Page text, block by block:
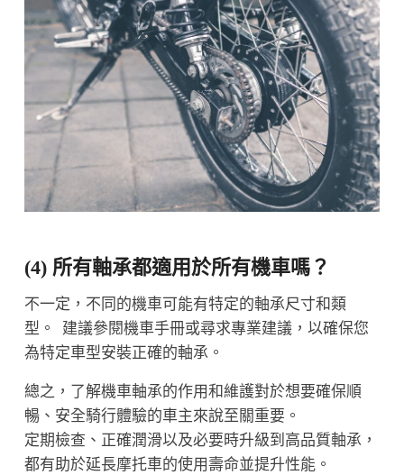
(4) 所有軸承都適用於所有機車嗎？
不一定，不同的機車可能有特定的軸承尺寸和類
型。 建議參閱機車手冊或尋求專業建議，以確保您
為特定車型安裝正確的軸承。
總之，了解機車軸承的作用和維護對於想要確保順
暢、安全騎行體驗的車主來說至關重要。
定期檢查、正確潤滑以及必要時升級到高品質軸承，
都有助於延長摩托車的使用壽命並提升性能。